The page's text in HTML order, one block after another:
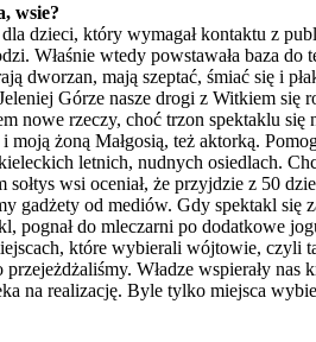
wsie?
dzieci, który wymagał kontaktu z
Właśnie wtedy powstawała baza do
dworzan, mają szeptać, śmiać się i
Górze nasze drogi z Witkiem się
nowe rzeczy, choć trzon spektaklu się
żoną Małgosią, też aktorką.
letnich, nudnych osiedlach.
wsi oceniał, że przyjdzie z 50
od mediów. Gdy spektakl się
pognał do mleczarni po dodatkowe
które wybierali wójtowie, czyli
Władze wspierały nas
na realizację. Byle tylko miejsca